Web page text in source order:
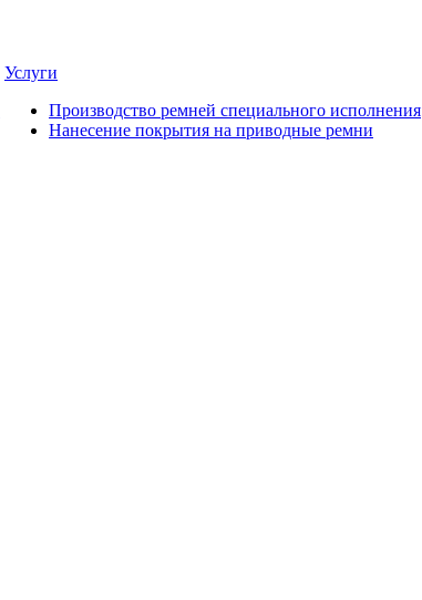
Услуги
Производство ремней специального исполнения
Нанесение покрытия на приводные ремни